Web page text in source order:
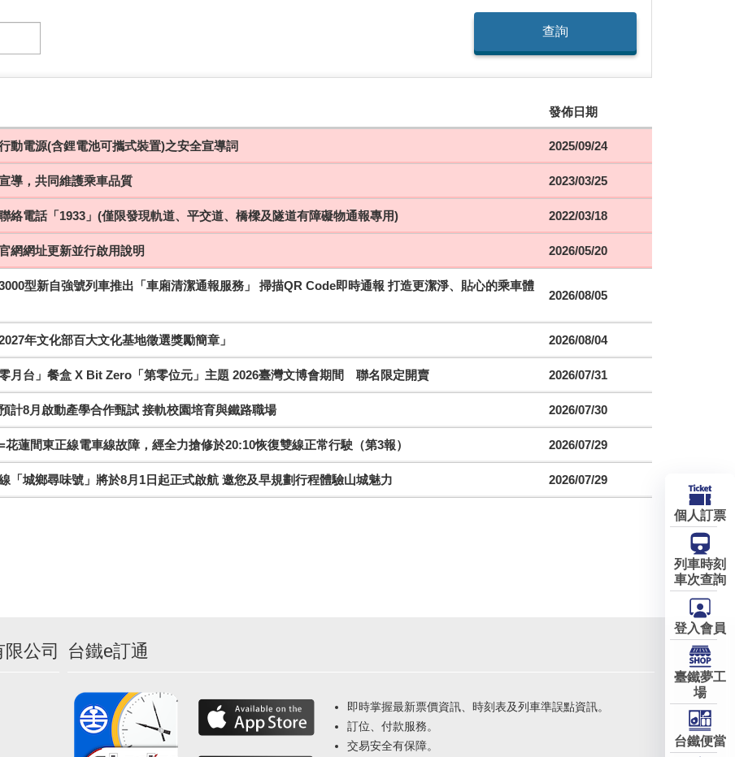
查詢
發佈日期
動電源(含鋰電池可攜式裝置)之安全宣導詞 2025/09/24
導，共同維護乘車品質 2023/03/25
絡電話「1933」(僅限發現軌道、平交道、橋樑及隧道有障礙物通報專用) 2022/03/18
網網址更新並行啟用說明 2026/05/20
型新自強號列車推出「車廂清潔通報服務」 掃描QR Code即時通報 打造更潔淨、貼心的乘車體
2026/08/05
年文化部百大文化基地徵選獎勵簡章」 2026/08/04
月台」餐盒 X Bit Zero「第零位元」主題 2026臺灣文博會期間 聯名限定開賣 2026/07/31
計8月啟動產學合作甄試 接軌校園培育與鐵路職場 2026/07/30
花蓮間東正線電車線故障，經全力搶修於20:10恢復雙線正常行駛（第3報） 2026/07/29
「城鄉尋味號」將於8月1日起正式啟航 邀您及早規劃行程體驗山城魅力 2026/07/29
公司 台鐵e訂通
即時掌握最新票價資訊、時刻表及列車準誤點資訊。
訂位、付款服務。
交易安全有保障。
個人訂票
列車時刻
車次查詢
登入會員
臺鐵夢工
場
台鐵便當